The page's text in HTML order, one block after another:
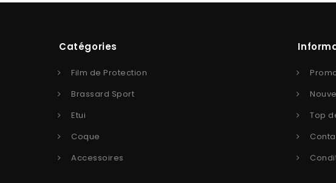
Catégories
Film de Protection
Brassard Sport
Etui
Coque
Accessoires
Top